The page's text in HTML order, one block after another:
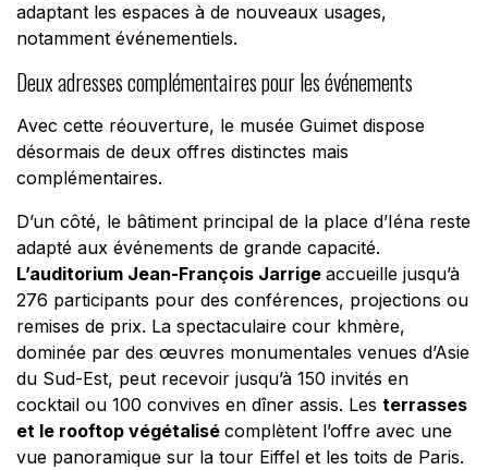
adaptant les espaces à de nouveaux usages,
notamment événementiels.
Deux adresses complémentaires pour les événements
Avec cette réouverture, le musée Guimet dispose
désormais de deux offres distinctes mais
complémentaires.
D’un côté, le bâtiment principal de la place d’Iéna reste
adapté aux événements de grande capacité.
L’auditorium Jean-François Jarrige accueille jusqu’à
276 participants pour des conférences, projections ou
remises de prix. La spectaculaire cour khmère,
dominée par des œuvres monumentales venues d’Asie
du Sud-Est, peut recevoir jusqu’à 150 invités en
cocktail ou 100 convives en dîner assis. Les terrasses
et le rooftop végétalisé complètent l’offre avec une
vue panoramique sur la tour Eiffel et les toits de Paris.